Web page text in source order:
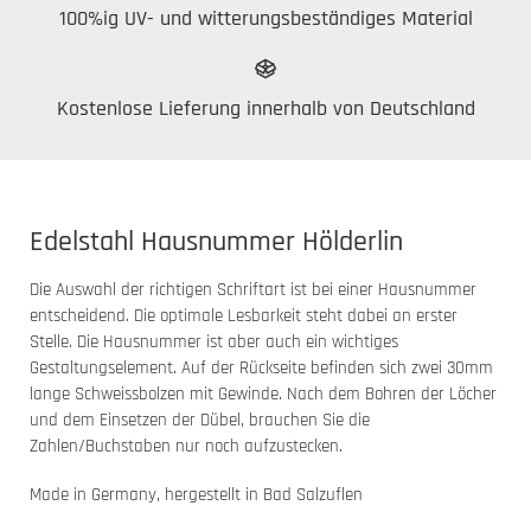
100%ig UV- und witterungsbeständiges Material
Kostenlose Lieferung innerhalb von Deutschland
Edelstahl Hausnummer Hölderlin
Die Auswahl der richtigen Schriftart ist bei einer Hausnummer
entscheidend. Die optimale Lesbarkeit steht dabei an erster
Stelle. Die Hausnummer ist aber auch ein wichtiges
Gestaltungselement. Auf der Rückseite befinden sich zwei 30mm
lange Schweissbolzen mit Gewinde. Nach dem Bohren der Löcher
und dem Einsetzen der Dübel, brauchen Sie die
Zahlen/Buchstaben nur noch aufzustecken.
Made in Germany, hergestellt in Bad Salzuflen